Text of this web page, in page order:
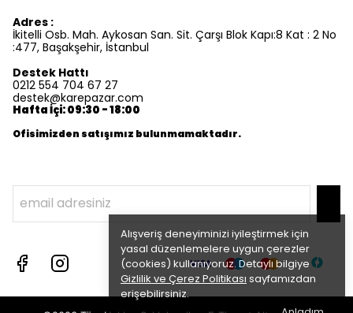
Alışveriş deneyiminizi iyileştirmek için
yasal düzenlemelere uygun çerezler
(cookies) kullanıyoruz. Detaylı bilgiye
Gizlilik ve Çerez Politikası sayfamızdan
erişebilirsiniz.
Adres :
İkitelli Osb. Mah. Aykosan San. Sit. Çarşı Blok Kapı:8 Kat : 2 No
:477, Başakşehir, İstanbul
Destek Hattı
0212 554 704 67 27
destek@karepazar.com
Hafta İçi: 09:30 - 18:00
Ofisimizden satışımız bulunmamaktadır.